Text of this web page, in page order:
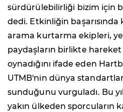
sürdürülebilirliği bizim için
dedi. Etkinliğin
arama kurtarma ekipleri,
paydaşların birlikte
oynadığını ifade eden
UTMB'nin dünya
sunduğunu vurguladı. Bu
yakın ülkeden sporcuların